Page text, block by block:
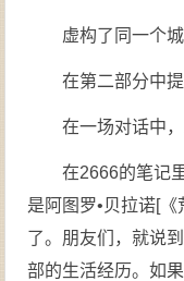
虚构了同一个
在第二部分中
在一场对话中
在2666的笔记
是阿图罗•贝拉诺[
了。朋友们，就说
部的生活经历。如